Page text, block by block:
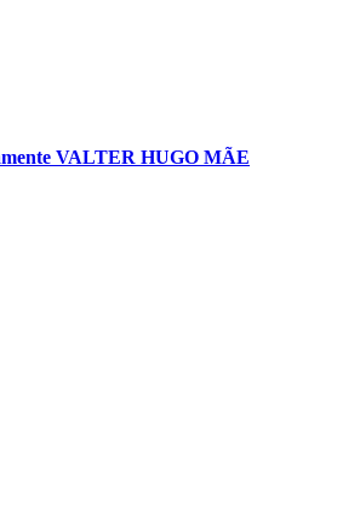
VALTER HUGO MÃE